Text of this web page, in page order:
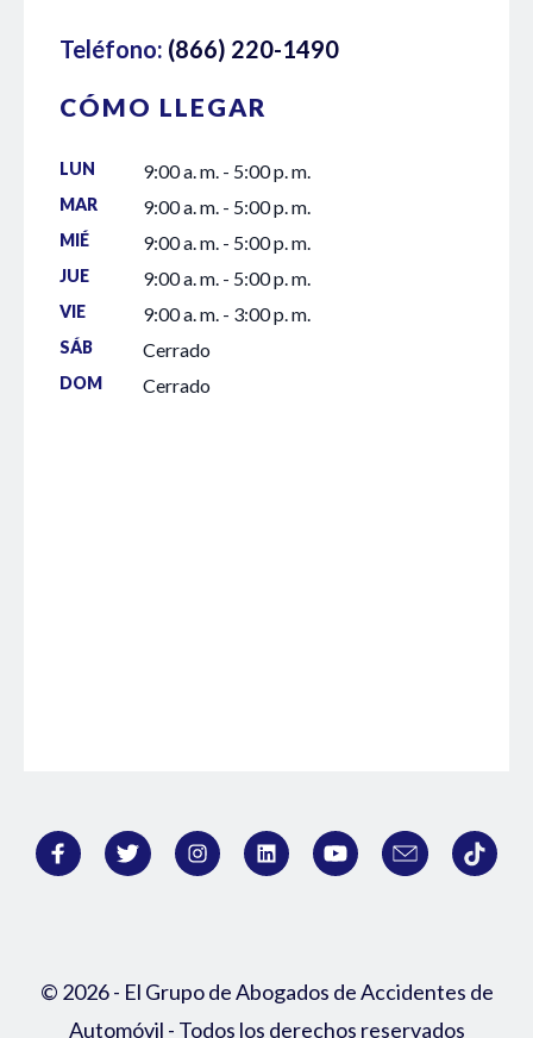
Teléfono: (866) 220-1490
CÓMO LLEGAR
LUN 9:00 a. m. - 5:00 p. m.
MAR 9:00 a. m. - 5:00 p. m.
MIÉ 9:00 a. m. - 5:00 p. m.
JUE 9:00 a. m. - 5:00 p. m.
VIE 9:00 a. m. - 3:00 p. m.
SÁB Cerrado
DOM Cerrado
© 2026 - El Grupo de Abogados de Accidentes de
Automóvil - Todos los derechos reservados